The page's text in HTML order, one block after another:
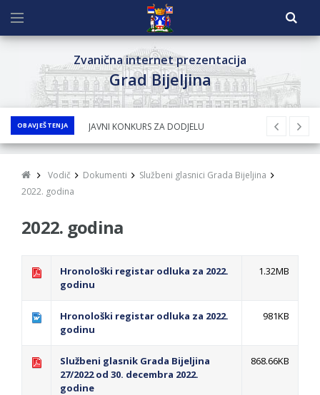
Zvanična internet prezentacija
Grad Bijeljina
OBAVJEŠTENJA
JAVNI KONKURS ZA DODJELU
BESPOVRATNIH SREDSTAVA ZA
Obavještenje za preduzetnika - Nenad
PRELIMINARNA RANG LISTA KANDIDATA KOJI
SU OSTVARILI PRAVO NA GRADSKI MJESEČNI
BORCE VOJSKE REPUBLIKE SRPSKE U STANjU
Vodič Dokumenti
Službeni glasnici Grada Bijeljina
2022. godina
2022. godina
Hronološki registar odluka za 2022.
godinu
1.32MB
Hronološki registar odluka za 2022.
godinu
981KB
Službeni glasnik Grada Bijeljina
27/2022 od 30. decembra 2022.
godine
868.66KB